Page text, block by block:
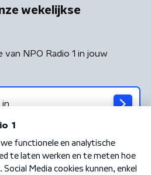
wekelijkse
NPO Radio 1 in jouw